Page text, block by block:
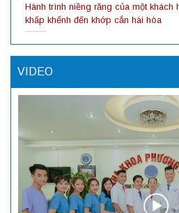
Hành trình niềng răng của một khách
khấp khểnh đến khớp cắn hài hòa
VIDEO